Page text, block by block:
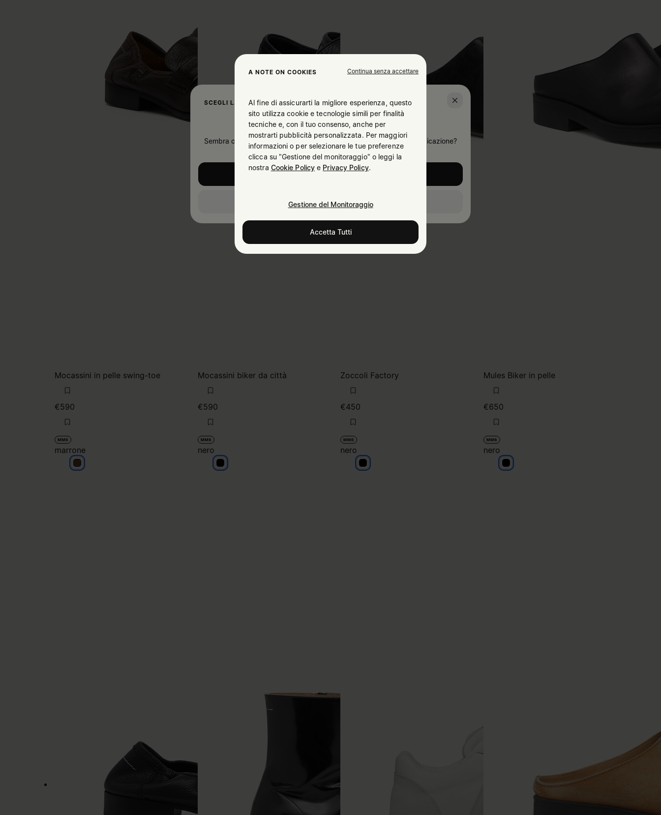
Mocassini in pelle swing-toe
€590
MM6
marrone
marrone
Mocassini biker da città
€590
MM6
nero
nero
Zoccoli Factory
€450
MM6
nero
nero
Mules Biker in pelle
€650
MM6
nero
nero
SCEGLI LA TUA UBICAZIONE
Sembra che tu ti trovi in United States. Desideri aggiornare la tua ubicazione?
United States
Italy
A NOTE ON COOKIES Continua senza accettare
Al fine di assicurarti la migliore esperienza, questo
sito utilizza cookie e tecnologie simili per finalità
tecniche e, con il tuo consenso, anche per
mostrarti pubblicità personalizzata. Per maggiori
informazioni o per selezionare le tue preferenze
clicca su "Gestione del monitoraggio" o leggi la
nostra Cookie Policy e Privacy Policy.
Gestione del Monitoraggio
Accetta Tutti